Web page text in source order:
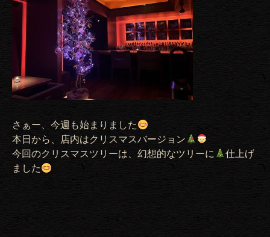
さぁー、今週も始まりました
本日から、店内はクリスマスバージョン
今回のクリスマスツリーは、幻想的なツリーに
仕上げ
ました